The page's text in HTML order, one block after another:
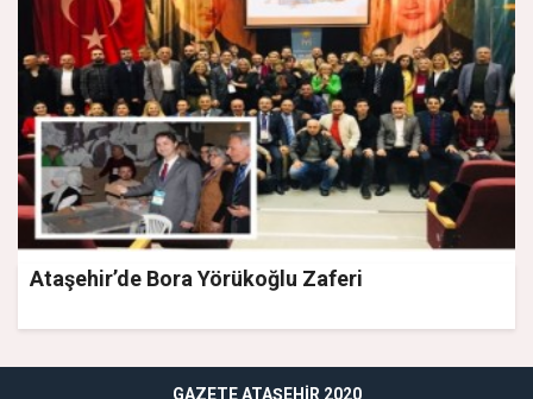
Ataşehir’de Bora Yörükoğlu Zaferi
GAZETE ATAŞEHIR 2020